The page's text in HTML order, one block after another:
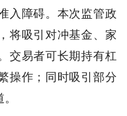
入障碍。本次监管政
将吸引对冲基金、家
交易者可长期持有杠
操作；同时吸引部分